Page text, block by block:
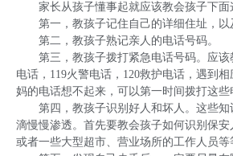
家长从孩子懂事起就应该教会孩子下面
第一，教孩子记住自己的详细住址，以
第二，教孩子熟记亲人的电话号码。
第三，教孩子拨打紧急电话号码。应该
电话，119火警电话，120救护电话，遇到
妈的电话想不起来，可以第一时间拨打这些
第四，教孩子识别好人和坏人。这些知
滴慢慢渗透。首先要教会孩子如何识别保
或者一些大型超市、营业场所的工作人员等